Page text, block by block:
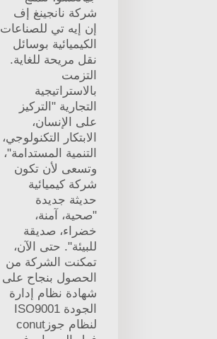
شركة نانجينغ إف
إن إيه تي للصناعات
الكيميائية بوسائل
نقل مريحة للغاية.
التزمت
بالاستراتيجية
التجارية "التركيز
على الإنسان،
الابتكار التكنولوجي،
التنمية المستدامة"،
وتسعى لأن تكون
شركة كيميائية
حديثة جديدة
"صحية، آمنة،
خضراء، صديقة
للبيئة". حتى الآن،
تمكنت الشركة من
الحصول بنجاح على
شهادة نظام إدارة
الجودة ISO9001
لنظام جوزconut